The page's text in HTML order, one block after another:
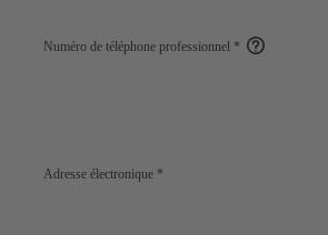
Numéro de téléphone professionnel *
Adresse électronique *